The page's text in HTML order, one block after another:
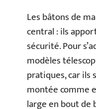
Les bâtons de
central : ils
sécurité. Pour
modèles
pratiques, car ils
montée comme
large en bout de